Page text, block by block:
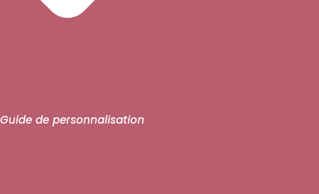
Guide de personnalisation